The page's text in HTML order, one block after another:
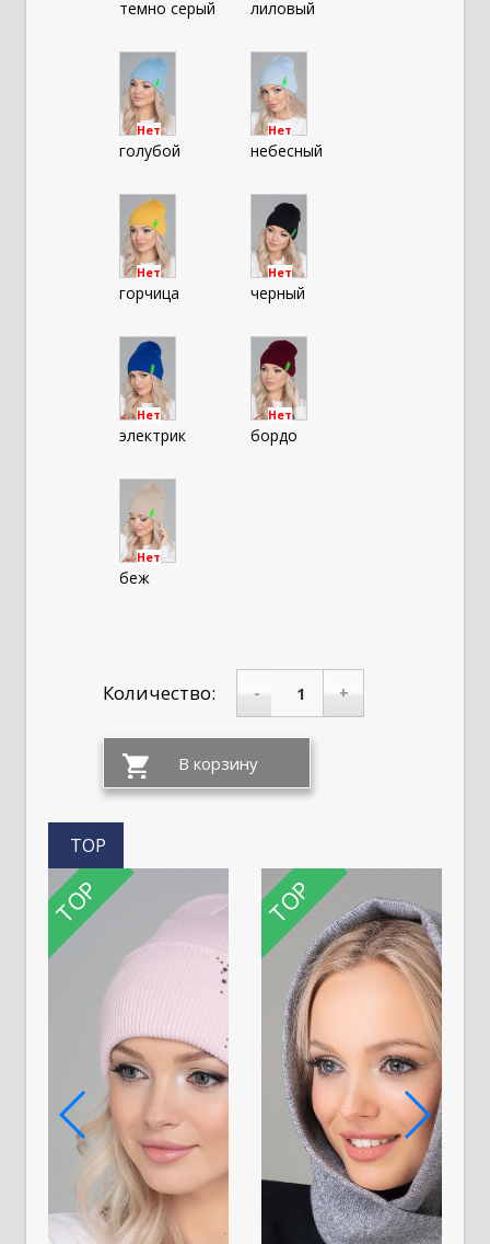
темно серый лиловый
Нет
голубой
Нет
небесный
Нет
горчица
Нет
черный
Нет
электрик
Нет
бордо
Нет
беж
Количество: - +
TOP
TOP TOP